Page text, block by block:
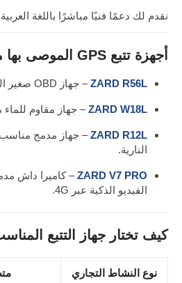
نقدم لك دعمًا فنيًا مباشرًا باللغة
أجهزة تتبع GPS الموصى بها من ZARD
ZARD R56L– جهاز OBD صغير الحجم للمركبات الخفيفة.
ZARD W18L– جهاز مقاوم للماء
ZARD R12L– جهاز مدمج مناسب
النارية.
ZARD V7 PRO
الفيديو الذكية عبر 4G.
كيف تختار جهاز التتبع
نوع النشاط التجاري